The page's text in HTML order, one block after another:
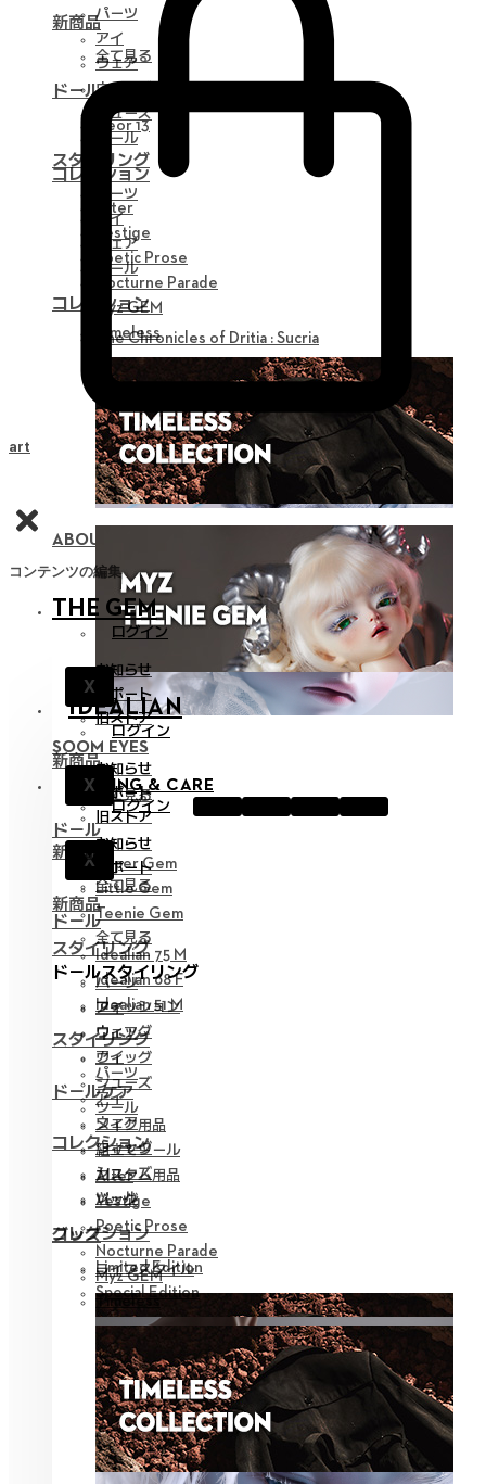
新商品
全て見る
ドール
Neor 13
スタイリング
パーツ
アイ
ウェア
ツール
コレクション
The Chronicles of Dritia : Sucria
ABOUT NEOR 13
SOOM EYES
STYLING & CARE
ログイン
X
お知らせ
サポート
新商品
全て見る
ドールスタイリング
ファッション
ウィッグ
アイ
ドールケア
メイク用品
組立てツール
カスタム用品
バッグ
グッズ
ライフスタイル
パーツ
アイ
ウェア
ウィッグ
シューズ
ツール
コレクション
Alter
Vestige
Poetic Prose
Nocturne Parade
Myz GEM
Timeless
IDEALIAN
ログイン
X
お知らせ
サポート
旧ストア
新商品
全て見る
ドール
Idealian 75 M
Idealian 68 F
Idealian 51 M
スタイリング
パーツ
アイ
ウェア
ウィッグ
シューズ
ツール
コレクション
Limited Edition
Special Edition
コンテンツの編集
THE GEM
ログイン
X
お知らせ
サポート
旧ストア
新商品
全て見る
ドール
Hyper Gem
Little Gem
Teenie Gem
スタイリング
パーツ
アイ
ウェア
ウィッグ
シューズ
ツール
コレクション
Alter
Vestige
Poetic Prose
Nocturne Parade
Myz GEM
Timeless